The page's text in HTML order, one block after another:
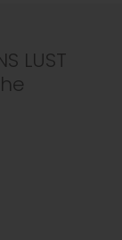
LUST